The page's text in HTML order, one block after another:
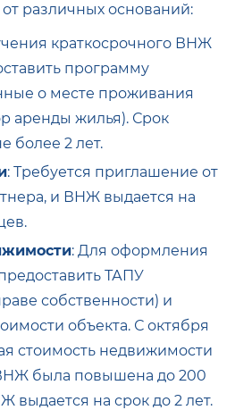
различных оснований:
краткосрочного ВНЖ
программу
о месте проживания
аренды жилья). Срок
более 2 лет.
: Требуется приглашение от
и ВНЖ выдается на
: Для оформления
ТАПУ
собственности) и
объекта. С октября
стоимость недвижимости
была повышена до 200
выдается на срок до 2 лет.